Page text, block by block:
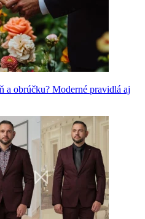
a obrúčku? Moderné pravidlá aj